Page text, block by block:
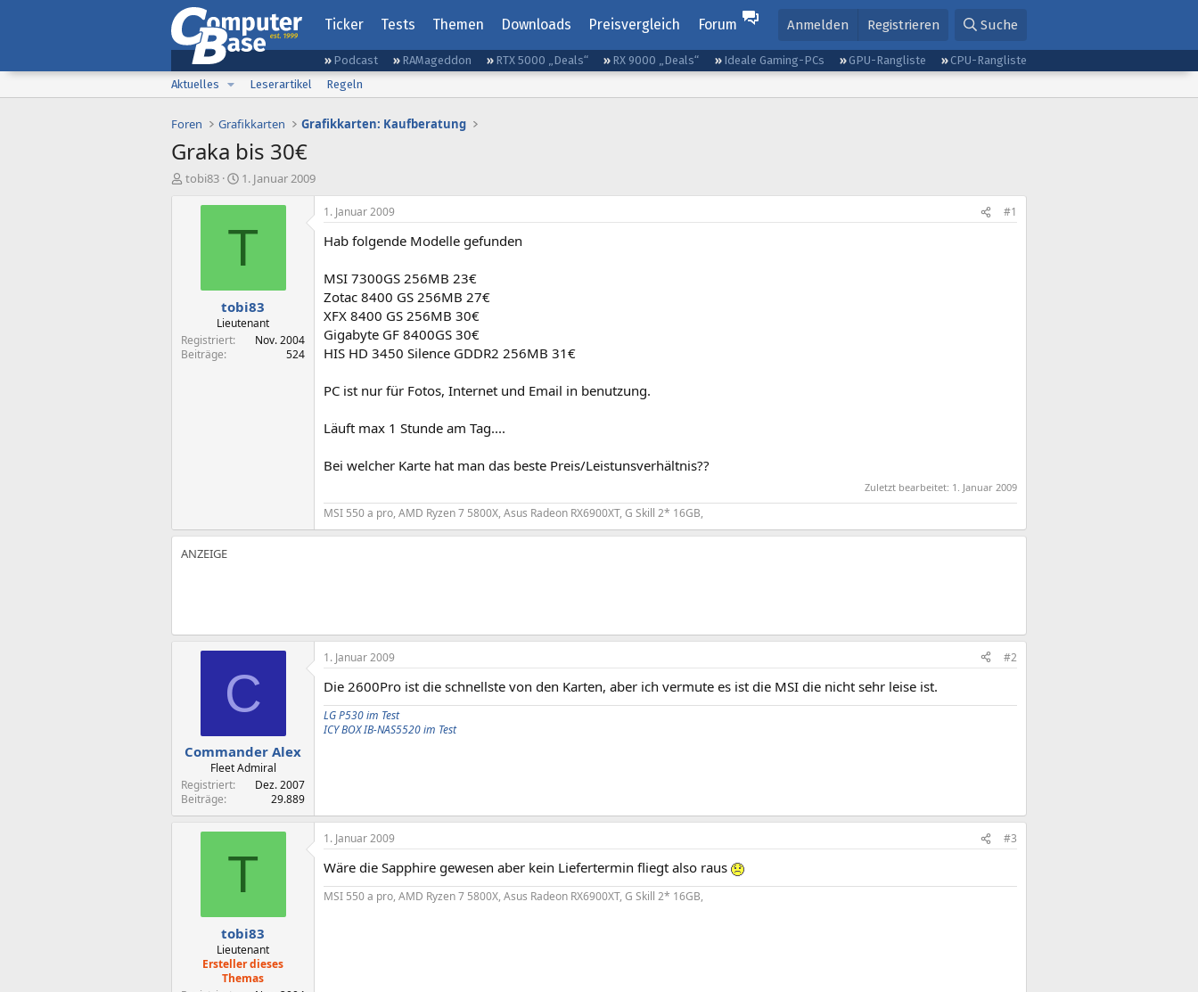
Ticker Tests Themen Downloads Preisvergleich Forum Anmelden Registrieren Suche
Podcast RAMageddon RTX 5000 „Deals“ RX 9000 „Deals“ Ideale Gaming-PCs GPU-Rangliste
CPU-Rangliste
Aktuelles
Leserartikel Regeln
Foren Grafikkarten Grafikkarten: Kaufberatung
Graka bis 30€
E
tobi83
E
s
t
a
m
1. Januar 2009
T
tobi83
Lieutenant
Registriert
Nov. 2004
Beiträge
524
1. Januar 2009 #1
Hab folgende Modelle gefunden
MSI 7300GS 256MB 23€
Zotac 8400 GS 256MB 27€
XFX 8400 GS 256MB 30€
Gigabyte GF 8400GS 30€
HIS HD 3450 Silence GDDR2 256MB 31€
PC ist nur für Fotos, Internet und Email in benutzung.
Läuft max 1 Stunde am Tag....
Bei welcher Karte hat man das beste Preis/Leistunsverhältnis??
Zuletzt bearbeitet: 1. Januar 2009
MSI 550 a pro, AMD Ryzen 7 5800X, Asus Radeon RX6900XT, G Skill 2* 16GB,
C
Commander Alex
Fleet Admiral
Registriert
Dez. 2007
Beiträge
29.889
1. Januar 2009 #2
Die 2600Pro ist die schnellste von den Karten, aber ich vermute es ist die MSI die nicht sehr leise ist.
LG P530 im Test
ICY BOX IB-NAS5520 im Test
T
tobi83
Lieutenant
Ersteller dieses
Themas
1. Januar 2009 #3
Wäre die Sapphire gewesen aber kein Liefertermin fliegt also raus
MSI 550 a pro, AMD Ryzen 7 5800X, Asus Radeon RX6900XT, G Skill 2* 16GB,